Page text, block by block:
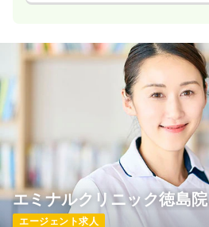
エミナルクリニック徳島院
エージェント求人